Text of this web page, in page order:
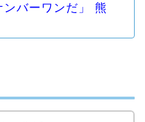
バーワンだ」 熊